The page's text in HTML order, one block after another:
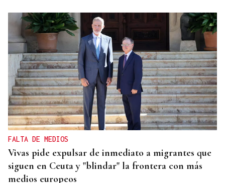
FALTA DE MEDIOS
Vivas pide expulsar de inmediato a migrantes que
siguen en Ceuta y "blindar" la frontera con más
medios europeos